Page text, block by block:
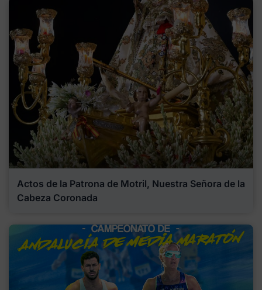
Actos de la Patrona de Motril, Nuestra Señora de la
Cabeza Coronada